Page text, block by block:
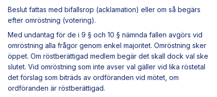
Beslut fattas med bifallsrop (acklamation) eller om så begärs
efter omröstning (votering).
Med undantag för de i 9 § och 10 § nämnda fallen avgörs vid
omröstning alla frågor genom enkel majoritet. Omröstning sker
öppet. Om röstberättigad medlem begär det skall dock val ske
slutet. Vid omröstning som inte avser val gäller vid lika röstetal
det förslag som biträds av ordföranden vid mötet, om
ordföranden är röstberättigad.